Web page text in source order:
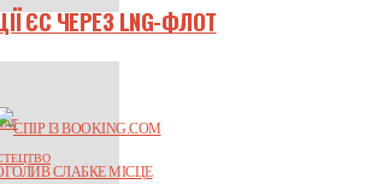
ЄС ЧЕРЕЗ LNG-ФЛОТ